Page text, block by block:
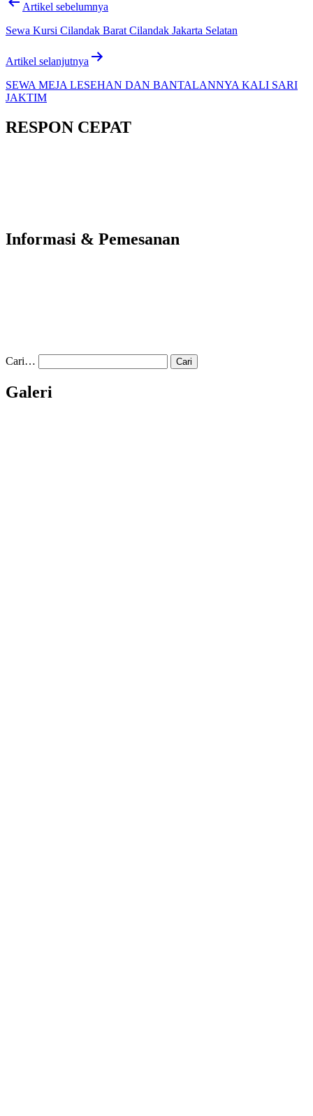
Artikel sebelumnya
Sewa Kursi Cilandak Barat Cilandak Jakarta Selatan
Artikel selanjutnya
SEWA MEJA LESEHAN DAN BANTALANNYA KALI SARI
JAKTIM
RESPON CEPAT
Informasi & Pemesanan
Cari…
Galeri